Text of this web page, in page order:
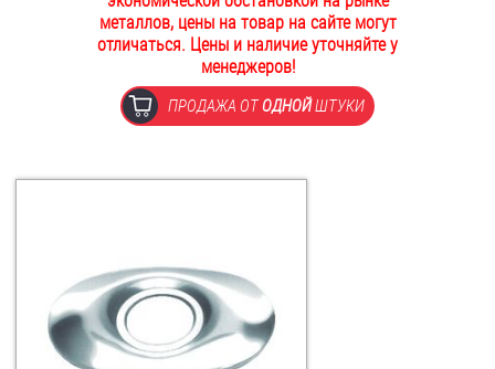
ОПЛАТА И ДОСТАВКА
Втулки
Заклепки (Гайки-Заклепки)
Инструмент
металлов, цены на товар на сайте могут
отличаться. Цены и наличие уточняйте у
менеджеров!
ПРОДАЖА ОТОДНОЙШТУКИ